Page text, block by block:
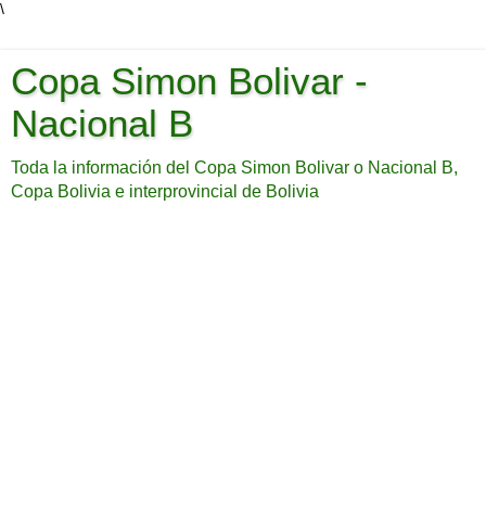
\
Copa Simon Bolivar -
Nacional B
Toda la información del Copa Simon Bolivar o Nacional B,
Copa Bolivia e interprovincial de Bolivia